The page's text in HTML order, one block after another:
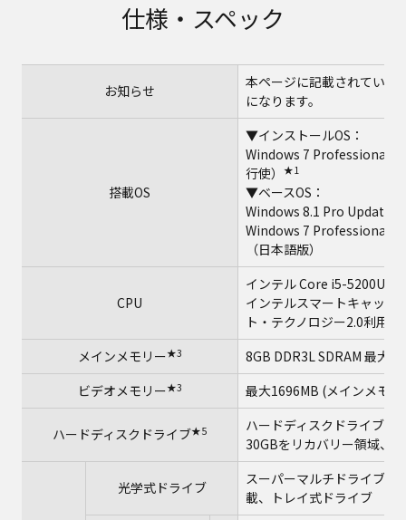
仕様・スペック
お知らせ
本ページに記載されてい
になります。
搭載OS
▼インストールOS：
Windows 7 Professional
行使）
★1
▼ベースOS：
Windows 8.1 Pro Update
Windows 7 Professional
（日本語版）
CPU
インテル Core i5-5200Uプ
インテルスマートキャッシ
ト・テクノロジー2.0利用
メインメモリー★3
8GB DDR3L SDRAM 最大
ビデオメモリー★3 最大1696MB (メインメモ
ハードディスクドライブ★5
ハードディスクドライブ
30GBをリカバリー領域、
光学式ドライブ
スーパーマルチドライブ（
載、トレイ式ドライブ